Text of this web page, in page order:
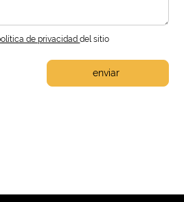
de privacidaddel sitio
enviar